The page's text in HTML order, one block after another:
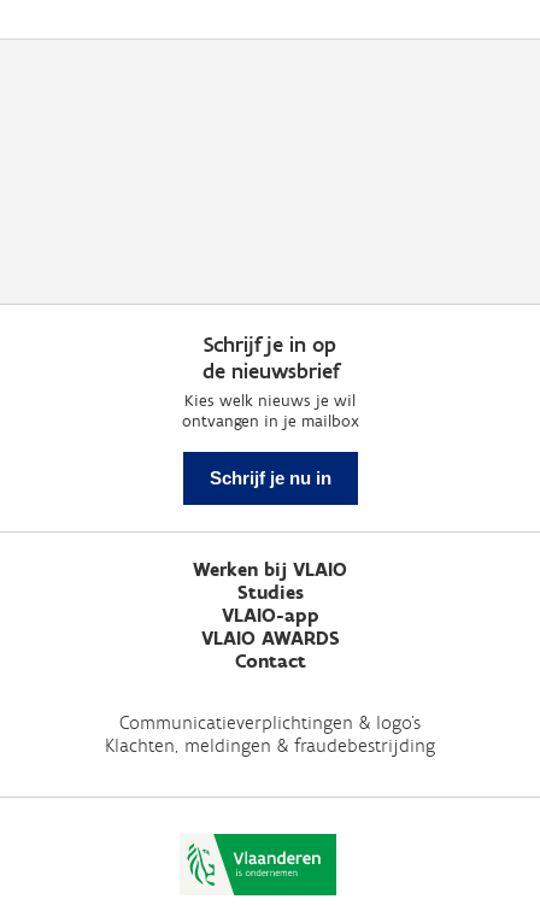
Schrijf je in op
de nieuwsbrief
Kies welk nieuws je wil
ontvangen in je mailbox
Schrijf je nu in
Werken bij VLAIO
Studies
VLAIO-app
VLAIO AWARDS
Contact
Communicatieverplichtingen & logo's
Klachten, meldingen & fraudebestrijding